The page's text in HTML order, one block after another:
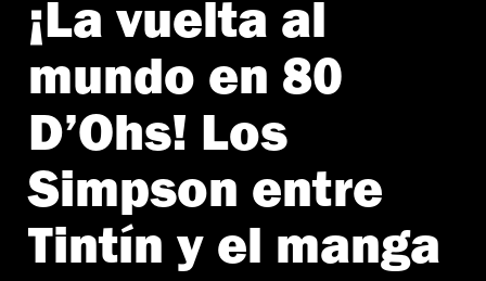
¡La vuelta al
mundo en 80
D’Ohs! Los
Simpson entre
Tintín y el manga